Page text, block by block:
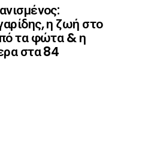
η ζωή στο
τα φώτα & η
στα 84